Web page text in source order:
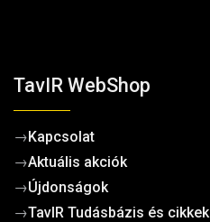
TavIR WebShop
→Kapcsolat
→Aktuális akciók
→Újdonságok
→TavIR Tudásbázis és cikkek